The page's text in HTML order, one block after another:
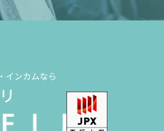
インカムなら